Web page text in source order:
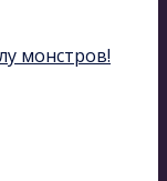
монстров!